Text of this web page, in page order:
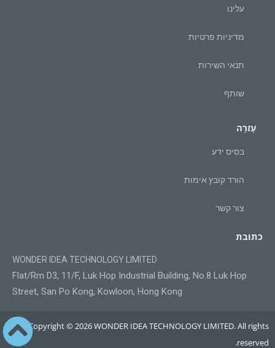
עלינו
מדיניות פרטיות
תנאי השירות
שותף
עֶזרָה
בסיס ידע
הורד קובץ אימות
צור קשר
כתובת
WONDER IDEA TECHNOLOGY LIMITED
Flat/Rm D3, 11/F, Luk Hop Industrial Building, No.8 Luk Hop
Street, San Po Kong, Kowloon, Hong Kong
Copyright © 2026 WONDER IDEA TECHNOLOGY LIMITED. All rights
reserved.